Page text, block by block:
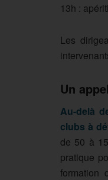
13h :
Les
Un
Au-delà
clubs à
de 50 à
pratique
formation